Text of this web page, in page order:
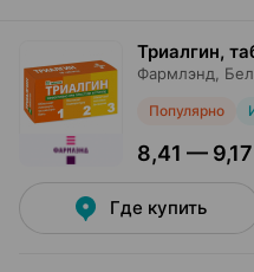
Триалгин,
Фармлэнд ,
Популярно
8,41 —
Где купить